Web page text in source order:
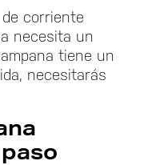
corriente
necesita un
tiene un
necesitarás